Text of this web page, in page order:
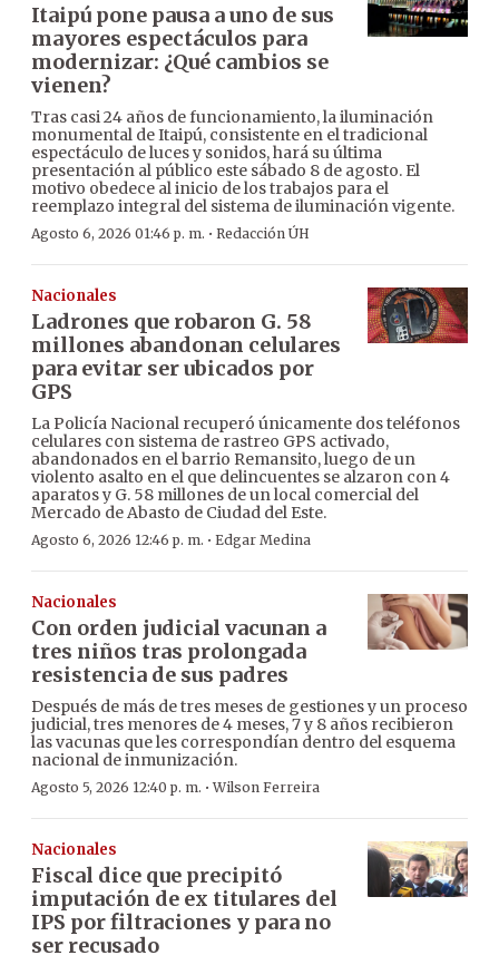
Itaipú pone pausa a uno de sus
mayores espectáculos para
modernizar: ¿Qué cambios se
vienen?
Tras casi 24 años de funcionamiento, la iluminación
monumental de Itaipú, consistente en el tradicional
espectáculo de luces y sonidos, hará su última
presentación al público este sábado 8 de agosto. El
motivo obedece al inicio de los trabajos para el
reemplazo integral del sistema de iluminación vigente.
Agosto 6, 2026 01:46 p. m. · Redacción ÚH
Nacionales
Ladrones que robaron G. 58
millones abandonan celulares
para evitar ser ubicados por
GPS
La Policía Nacional recuperó únicamente dos teléfonos
celulares con sistema de rastreo GPS activado,
abandonados en el barrio Remansito, luego de un
violento asalto en el que delincuentes se alzaron con 4
aparatos y G. 58 millones de un local comercial del
Mercado de Abasto de Ciudad del Este.
Agosto 6, 2026 12:46 p. m. · Edgar Medina
Nacionales
Con orden judicial vacunan a
tres niños tras prolongada
resistencia de sus padres
Después de más de tres meses de gestiones y un proceso
judicial, tres menores de 4 meses, 7 y 8 años recibieron
las vacunas que les correspondían dentro del esquema
nacional de inmunización.
Agosto 5, 2026 12:40 p. m. ·Wilson Ferreira
Nacionales
Fiscal dice que precipitó
imputación de ex titulares del
IPS por filtraciones y para no
ser recusado